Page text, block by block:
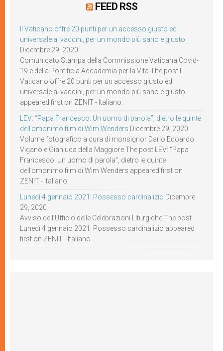
FEED RSS
Il Vaticano offre 20 punti per un accesso giusto ed
universale ai vaccini, per un mondo più sano e giusto
Dicembre 29, 2020
Comunicato Stampa della Commissione Vaticana Covid-
19 e della Pontificia Accademia per la Vita The post Il
Vaticano offre 20 punti per un accesso giusto ed
universale ai vaccini, per un mondo più sano e giusto
appeared first on ZENIT - Italiano.
LEV: “Papa Francesco. Un uomo di parola”, dietro le quinte
dell’omonimo film di Wim Wenders Dicembre 29, 2020
Volume fotografico a cura di monsignor Dario Edoardo
Viganò e Gianluca della Maggiore The post LEV: “Papa
Francesco. Un uomo di parola”, dietro le quinte
dell’omonimo film di Wim Wenders appeared first on
ZENIT - Italiano.
Lunedì 4 gennaio 2021: Possesso cardinalizio Dicembre
29, 2020
Avviso dell’Ufficio delle Celebrazioni Liturgiche The post
Lunedì 4 gennaio 2021: Possesso cardinalizio appeared
first on ZENIT - Italiano.